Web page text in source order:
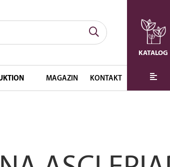
KATALOG
MAGAZIN KONTAKT